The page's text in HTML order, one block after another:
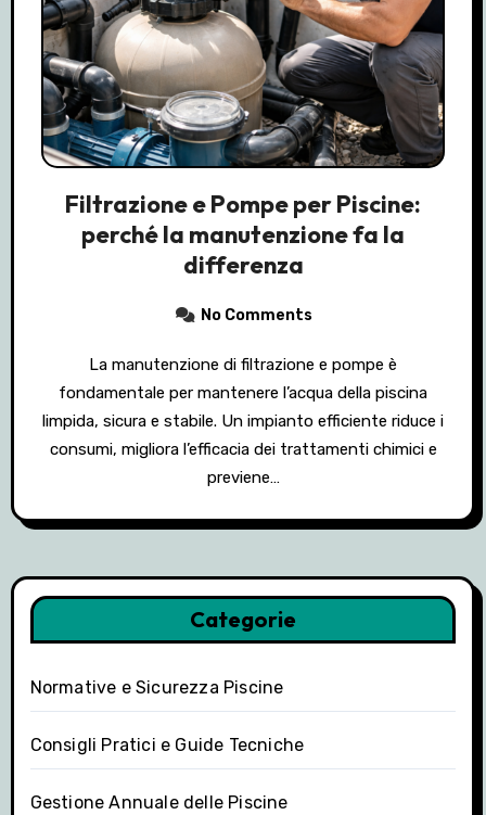
Filtrazione e Pompe per Piscine:
perché la manutenzione fa la
differenza
No Comments
La manutenzione di filtrazione e pompe è
fondamentale per mantenere l’acqua della piscina
limpida, sicura e stabile. Un impianto efficiente riduce i
consumi, migliora l’efficacia dei trattamenti chimici e
previene…
Categorie
Normative e Sicurezza Piscine
Consigli Pratici e Guide Tecniche
Gestione Annuale delle Piscine